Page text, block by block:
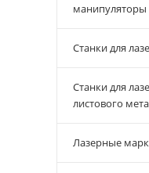
манипуляторы
Станки для
Станки для
листового
Лазерные